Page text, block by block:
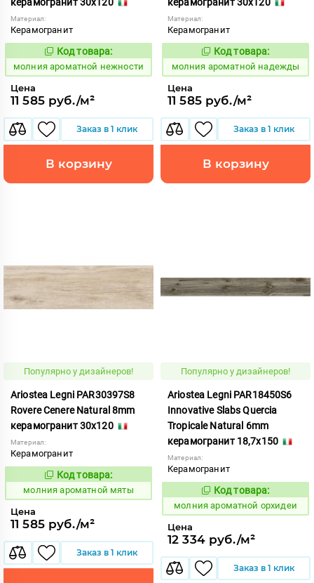
Материал:
Керамогранит
1000308
Код товара:
молния ароматной нежности
Цена
11 585 руб./м²
Заказ в 1 клик
В корзину
Материал:
Керамогранит
1000307
Код товара:
молния ароматной надежды
Цена
11 585 руб./м²
Заказ в 1 клик
В корзину
Популярно у дизайнеров!
Ariostea Legni PAR30397S8
Rovere Cenere Natural 8mm
керамогранит 30x120
Материал:
Керамогранит
1000306
Код товара:
молния ароматной мяты
Цена
11 585 руб./м²
Заказ в 1 клик
Популярно у дизайнеров!
Ariostea Legni PAR18450S6
Innovative Slabs Quercia
Tropicale Natural 6mm
керамогранит 18,7x150
Материал:
Керамогранит
1000314
Код товара:
молния ароматной орхидеи
Цена
12 334 руб./м²
Заказ в 1 клик